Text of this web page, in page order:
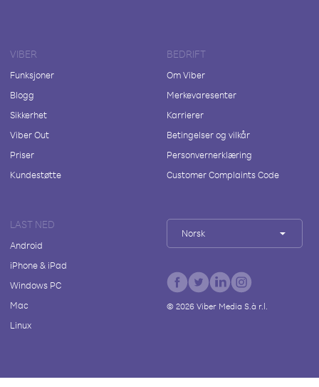
VIBER
Funksjoner
Blogg
Sikkerhet
Viber Out
Priser
Kundestøtte
BEDRIFT
Om Viber
Merkevaresenter
Karrierer
Betingelser og vilkår
Personvernerklæring
Customer Complaints Code
LAST NED
Android
iPhone & iPad
Windows PC
Mac
Linux
Norsk
© 2026Viber Media S.à r.l.